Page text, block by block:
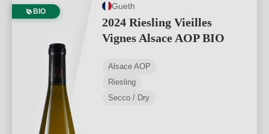
BIO
Gueth
2024 Riesling Vieilles
Vignes Alsace AOP BIO
Alsace AOP
Riesling
Secco / Dry